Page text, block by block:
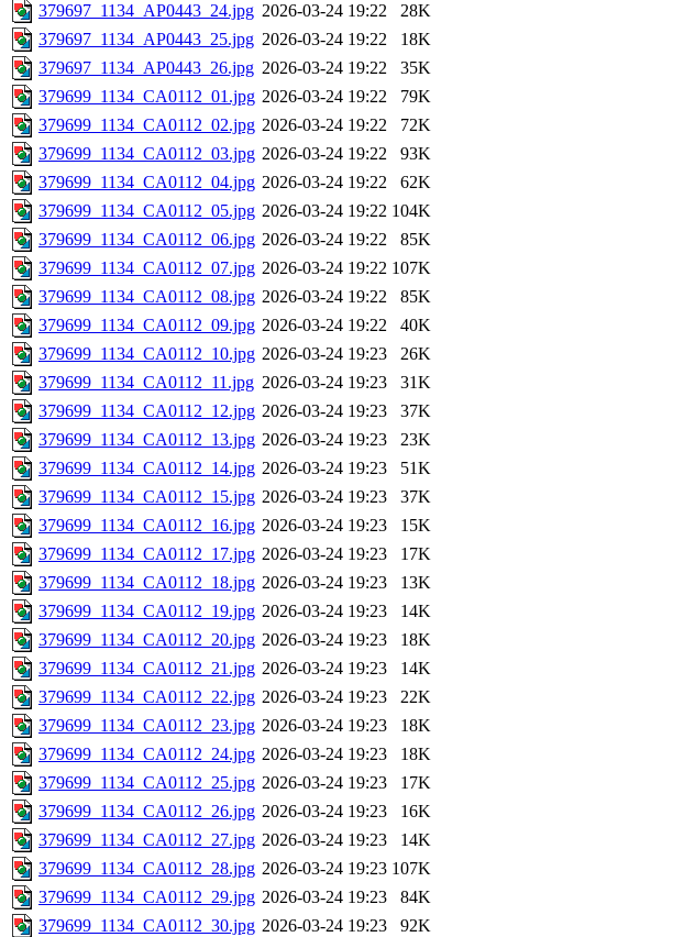
379697_1134_AP0443_24.jpg 2026-03-24 19:22
28K
379697_1134_AP0443_25.jpg 2026-03-24 19:22
18K
379697_1134_AP0443_26.jpg 2026-03-24 19:22
35K
379699_1134_CA0112_01.jpg 2026-03-24 19:22
79K
379699_1134_CA0112_02.jpg 2026-03-24 19:22
72K
379699_1134_CA0112_03.jpg 2026-03-24 19:22
93K
379699_1134_CA0112_04.jpg 2026-03-24 19:22
62K
379699_1134_CA0112_05.jpg 2026-03-24 19:22 104K
379699_1134_CA0112_06.jpg 2026-03-24 19:22
85K
379699_1134_CA0112_07.jpg 2026-03-24 19:22 107K
379699_1134_CA0112_08.jpg 2026-03-24 19:22
85K
379699_1134_CA0112_09.jpg 2026-03-24 19:22
40K
379699_1134_CA0112_10.jpg 2026-03-24 19:23
26K
379699_1134_CA0112_11.jpg 2026-03-24 19:23
31K
379699_1134_CA0112_12.jpg 2026-03-24 19:23
37K
379699_1134_CA0112_13.jpg 2026-03-24 19:23
23K
379699_1134_CA0112_14.jpg 2026-03-24 19:23
51K
379699_1134_CA0112_15.jpg 2026-03-24 19:23
37K
379699_1134_CA0112_16.jpg 2026-03-24 19:23
15K
379699_1134_CA0112_17.jpg 2026-03-24 19:23
17K
379699_1134_CA0112_18.jpg 2026-03-24 19:23
13K
379699_1134_CA0112_19.jpg 2026-03-24 19:23
14K
379699_1134_CA0112_20.jpg 2026-03-24 19:23
18K
379699_1134_CA0112_21.jpg 2026-03-24 19:23
14K
379699_1134_CA0112_22.jpg 2026-03-24 19:23
22K
379699_1134_CA0112_23.jpg 2026-03-24 19:23
18K
379699_1134_CA0112_24.jpg 2026-03-24 19:23
18K
379699_1134_CA0112_25.jpg 2026-03-24 19:23
17K
379699_1134_CA0112_26.jpg 2026-03-24 19:23
16K
379699_1134_CA0112_27.jpg 2026-03-24 19:23
14K
379699_1134_CA0112_28.jpg 2026-03-24 19:23 107K
379699_1134_CA0112_29.jpg 2026-03-24 19:23
84K
379699_1134_CA0112_30.jpg 2026-03-24 19:23
92K